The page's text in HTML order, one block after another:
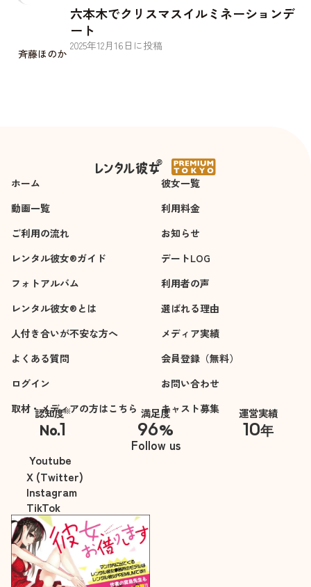
斉藤ほのか
六本木でクリスマスイルミネーションデ
ート
2025年12月 16 日に投稿
ホーム
彼女一覧
動画一覧
利用料金
ご利用の流れ
お知らせ
レンタル彼女®ガイド
デートLOG
フォトアルバム
利用者の声
レンタル彼女®とは
選ばれる理由
人付き合いが不安な方へ
メディア実績
よくある質問
会員登録（無料）
ログイン
お問い合わせ
取材・メディアの方はこちら
キャスト募集
認知度※
No.1
※自社調べ
満足度
96%
運営実績
10年
Follow us
Youtube
X (Twitter)
Instagram
TikTok